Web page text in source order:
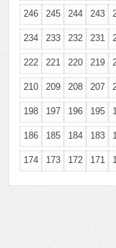
246 245 244 243
234 233 232 231
222 221 220 219
210 209 208 207
198 197 196 195
186 185 184 183
174 173 172 171